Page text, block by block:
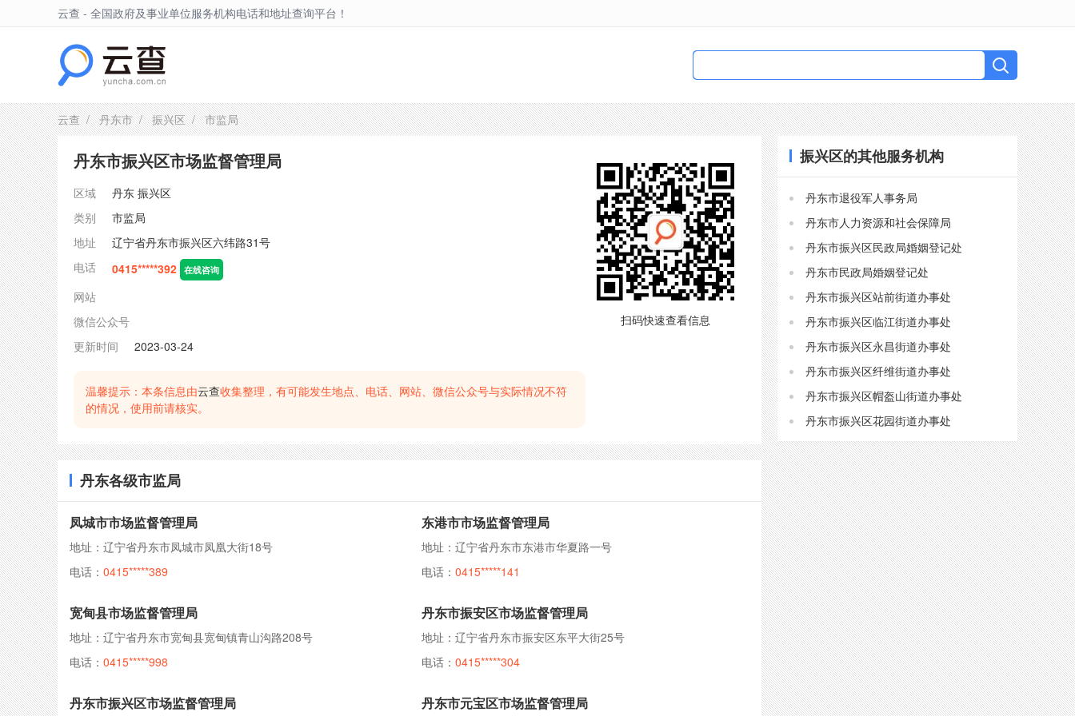
云查 - 全国政府及事业单位服务机构电话和地址查询平台！
云查/丹东市/振兴区/ 市监局
丹东市振兴区市场监督管理局
区域 丹东 振兴区
类别
市监局
地址
辽宁省丹东市振兴区六纬路31号
电话
0415*****392 在线咨询
网站
微信公众号
更新时间
2023-03-24
温馨提示：本条信息由云查收集整理，有可能发生地点、电话、网站、微信公众号与实际情况不符
的情况，使用前请核实。
扫码快速查看信息
丹东各级市监局
凤城市市场监督管理局
地址：辽宁省丹东市凤城市凤凰大街18号
电话： 0415*****389
东港市市场监督管理局
地址：辽宁省丹东市东港市华夏路一号
电话： 0415*****141
宽甸县市场监督管理局
地址：辽宁省丹东市宽甸县宽甸镇青山沟路208号
电话： 0415*****998
丹东市振安区市场监督管理局
地址：辽宁省丹东市振安区东平大街25号
电话： 0415*****304
丹东市振兴区市场监督管理局 丹东市元宝区市场监督管理局
振兴区的其他服务机构
丹东市退役军人事务局
丹东市人力资源和社会保障局
丹东市振兴区民政局婚姻登记处
丹东市民政局婚姻登记处
丹东市振兴区站前街道办事处
丹东市振兴区临江街道办事处
丹东市振兴区永昌街道办事处
丹东市振兴区纤维街道办事处
丹东市振兴区帽盔山街道办事处
丹东市振兴区花园街道办事处